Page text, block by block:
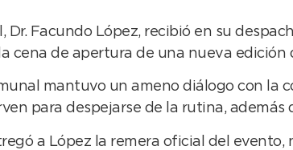
Facundo López, recibió en su
cena de apertura de una nueva
mantuvo un ameno diálogo con
para despejarse de la rutina,
a López la remera oficial del